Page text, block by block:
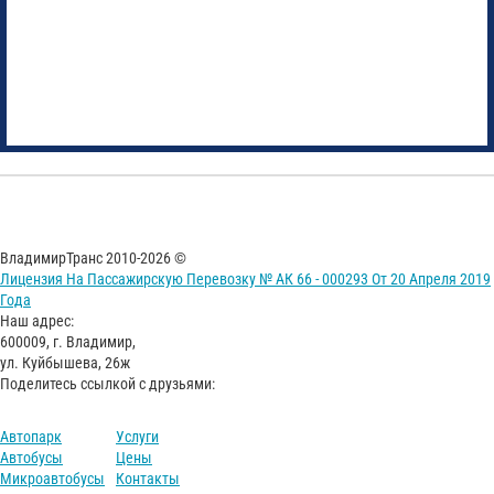
ВладимирТранс 2010-2026 ©
Лицензия На Пассажирскую Перевозку № АК 66 - 000293 От 20 Апреля 2019
Года
Наш адрес:
600009, г. Владимир,
ул. Куйбышева, 26ж
Поделитесь ссылкой с друзьями:
Автопарк
Автобусы
Микроавтобусы
Услуги
Цены
Контакты